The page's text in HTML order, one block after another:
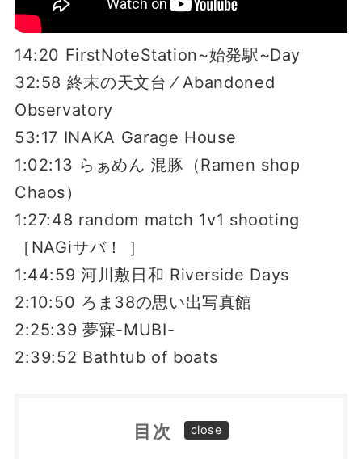
14:20 FirstNoteStation~始発駅~Day
32:58 終末の天文台 ⁄ Abandoned
Observatory
53:17 INAKA Garage House
1:02:13 らぁめん 混豚（Ramen shop
Chaos）
1:27:48 random match 1v1 shooting
［NAGiサバ！ ］
1:44:59 河川敷日和 Riverside Days
2:10:50 ろま38の思い出写真館
2:25:39 夢寐-MUBI-
2:39:52 Bathtub of boats
目次